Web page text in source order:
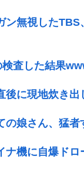
ン無視した
検査した結果
後に現地炊き出
の娘さん、猛
ナ機に自爆ド